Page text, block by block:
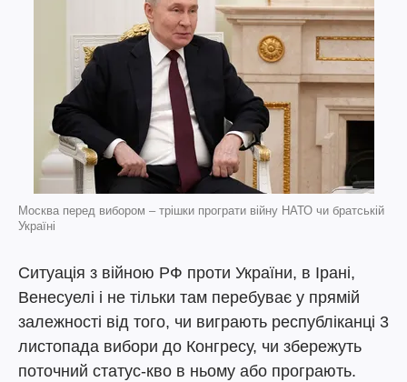
Москва перед вибором – трішки програти війну НАТО чи братській
Україні
Ситуація з війною РФ проти України, в Ірані,
Венесуелі і не тільки там перебуває у прямій
залежності від того, чи виграють республіканці 3
листопада вибори до Конгресу, чи збережуть
поточний статус-кво в ньому або програють.